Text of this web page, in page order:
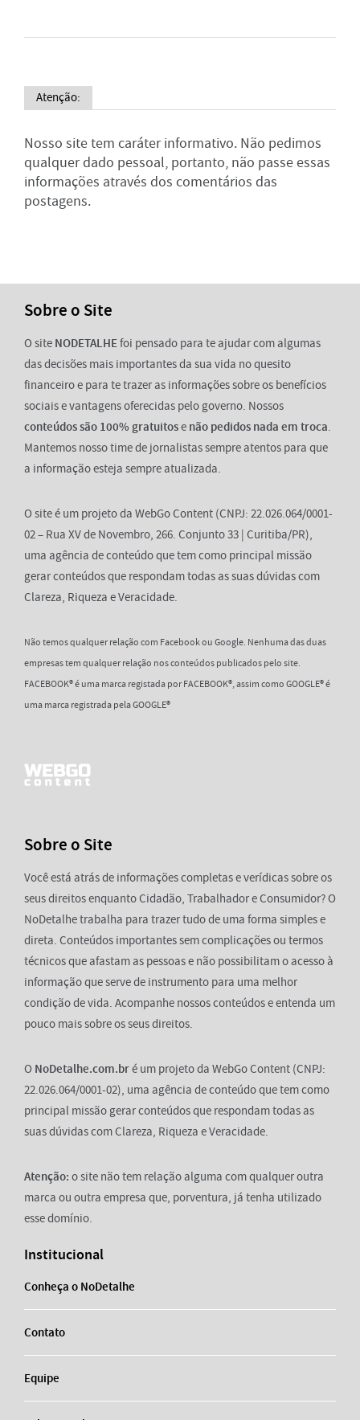
Atenção:
Nosso site tem caráter informativo. Não pedimos
qualquer dado pessoal, portanto, não passe essas
informações através dos comentários das
postagens.
Sobre o Site
O site NODETALHEfoi pensado para te ajudar com algumas
das decisões mais importantes da sua vida no quesito
financeiro e para te trazer as informações sobre os benefícios
sociais e vantagens oferecidas pelo governo. Nossos
conteúdos são 100% gratuitose não pedidos nada em troca.
Mantemos nosso time de jornalistas sempre atentos para que
a informação esteja sempre atualizada.
O site é um projeto da WebGo Content (CNPJ: 22.026.064/0001-
02 – Rua XV de Novembro, 266. Conjunto 33 | Curitiba/PR),
uma agência de conteúdo que tem como principal missão
gerar conteúdos que respondam todas as suas dúvidas com
Clareza, Riqueza e Veracidade.
Não temos qualquer relação com Facebook ou Google. Nenhuma das duas
empresas tem qualquer relação nos conteúdos publicados pelo site.
FACEBOOK® é uma marca registada por FACEBOOK®, assim como GOOGLE® é
uma marca registrada pela GOOGLE®
Sobre o Site
Você está atrás de informações completas e verídicas sobre os
seus direitos enquanto Cidadão, Trabalhador e Consumidor? O
NoDetalhe trabalha para trazer tudo de uma forma simples e
direta. Conteúdos importantes sem complicações ou termos
técnicos que afastam as pessoas e não possibilitam o acesso à
informação que serve de instrumento para uma melhor
condição de vida. Acompanhe nossos conteúdos e entenda um
pouco mais sobre os seus direitos.
O NoDetalhe.com.bré um projeto da WebGo Content (CNPJ:
22.026.064/0001-02), uma agência de conteúdo que tem como
principal missão gerar conteúdos que respondam todas as
suas dúvidas com Clareza, Riqueza e Veracidade.
Atenção: o site não tem relação alguma com qualquer outra
marca ou outra empresa que, porventura, já tenha utilizado
esse domínio.
Institucional
Conheça o NoDetalhe
Contato
Equipe